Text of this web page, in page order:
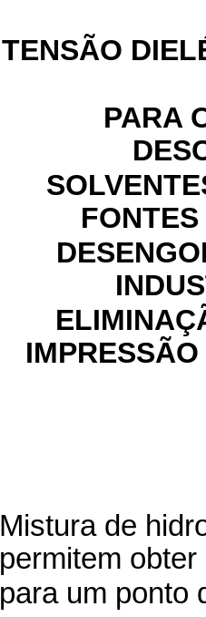
TENSÃO
PARA
Mistura de
permitem
para um ponto